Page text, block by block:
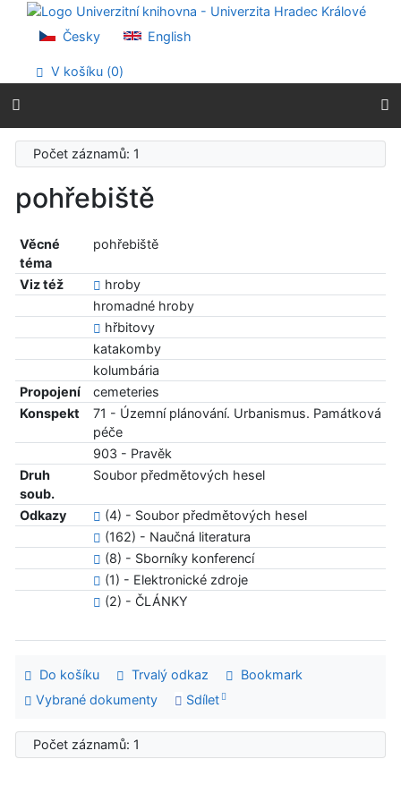
Přejít na obsah
Přejít na menu
Prohlášení o webové přístupnosti
Česky English
V košíku (0)
Počet záznamů: 1
pohřebiště
Věcné
téma
pohřebiště
Viz též
hroby
hromadné hroby
hřbitovy
katakomby
kolumbária
Propojení
cemeteries
Konspekt
71 - Územní plánování. Urbanismus. Památková
péče
903 - Pravěk
Druh
soub.
Soubor předmětových hesel
Odkazy
(4) - Soubor předmětových hesel
(162) - Naučná literatura
(8) - Sborníky konferencí
(1) - Elektronické zdroje
(2) - ČLÁNKY
Do košíku Trvalý odkaz
Bookmark
Vybrané dokumenty
Sdílet
Počet záznamů: 1